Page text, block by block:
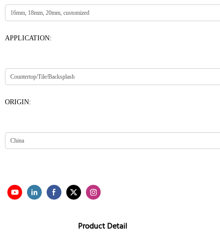
APPLICATION:
ORIGIN:
Product Detail